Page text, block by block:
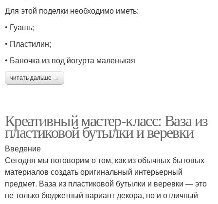
Для этой поделки необходимо иметь:
• Гуашь;
• Пластилин;
• Баночка из под йогурта маленькая
читать дальше →
Креативный мастер-класс: Ваза из
пластиковой бутылки и веревки
Введение
Сегодня мы поговорим о том, как из обычных бытовых
материалов создать оригинальный интерьерный
предмет. Ваза из пластиковой бутылки и веревки — это
не только бюджетный вариант декора, но и отличный